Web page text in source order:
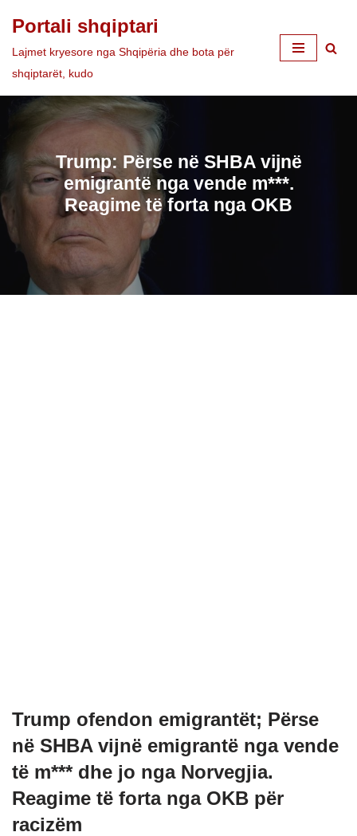
Skip
to
Portali shqiptari
Lajmet kryesore nga Shqipëria dhe bota për
shqiptarët, kudo
Trump: Përse në SHBA vijnë
emigrantë nga vende m***.
Reagime të forta nga OKB
Trump ofendon emigrantët; Përse
në SHBA vijnë emigrantë nga vende
të m*** dhe jo nga Norvegjia.
Reagime të forta nga OKB për
racizëm